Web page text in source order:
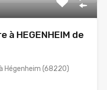
HEGENHEIM de
Hégenheim (68220)